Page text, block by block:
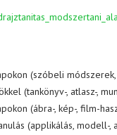
(szóbeli
(tankönyv-, atlasz-,
(ábra-, kép-, film-
(applikálás, modell-,